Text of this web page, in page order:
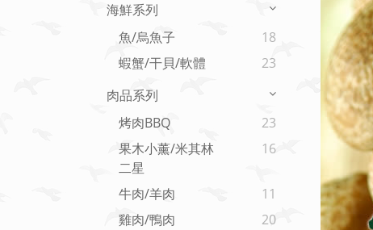
海鮮系列
魚/烏魚子
18
蝦蟹/干貝/軟體
23
肉品系列
烤肉BBQ
23
果木小薰/米其林
二星
16
牛肉/羊肉
11
雞肉/鴨肉
20